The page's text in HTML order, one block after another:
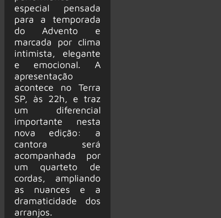
especial pensada
para a temporada
do Advento e
marcada por clima
intimista, elegante
e emocional. A
apresentação
acontece no Terra
SP, às 22h, e traz
um diferencial
importante nesta
nova edição: a
cantora será
acompanhada por
um quarteto de
cordas, ampliando
as nuances e a
dramaticidade dos
arranjos.